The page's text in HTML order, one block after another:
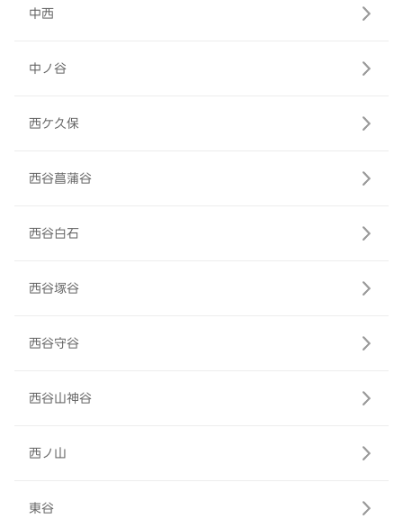
中西
中ノ谷
西ケ久保
西谷菖蒲谷
西谷白石
西谷塚谷
西谷守谷
西谷山神谷
西ノ山
東谷